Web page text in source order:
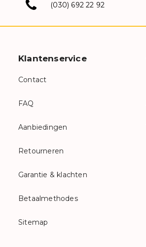
(030) 692 22 92
Klantenservice
Contact
FAQ
Aanbiedingen
Retourneren
Garantie & klachten
Betaalmethodes
Sitemap